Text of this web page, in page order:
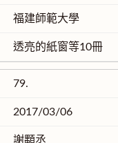
福建師範大學
透亮的紙窗等10冊
79.
2017/03/06
謝顒丞